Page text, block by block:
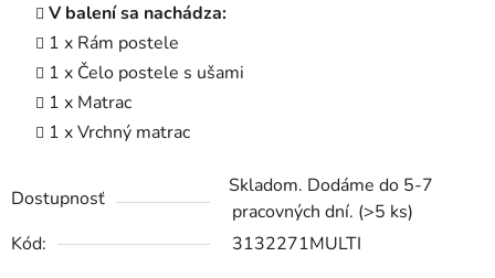
V balení sa nachádza:
1 x Rám postele
1 x Čelo postele s ušami
1 x Matrac
1 x Vrchný matrac
Dostupnosť
Skladom. Dodáme do 5-7
pracovných dní. (>5 ks)
Kód:
3132271MULTI